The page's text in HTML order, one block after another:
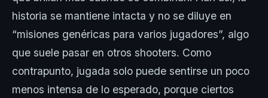
historia se mantiene intacta y no se diluye en
“misiones genéricas para varios jugadores”, algo
que suele pasar en otros shooters. Como
contrapunto, jugada solo puede sentirse un poco
menos intensa de lo esperado, porque ciertos